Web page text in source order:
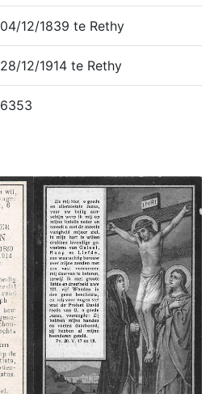
04/12/1839 te Rethy
28/12/1914 te Rethy
6353